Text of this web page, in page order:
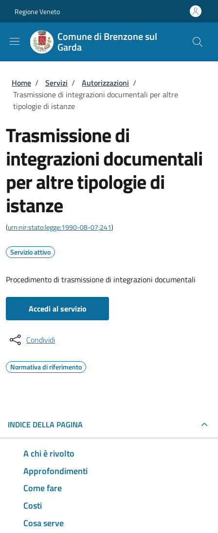
Regione Veneto
Comune di Brenzone sul
Garda
Briciole di pane
Home / Servizi / Autorizzazioni /
Trasmissione di integrazioni documentali per altre
tipologie di istanze
Trasmissione di
integrazioni documentali
per altre tipologie di
istanze
(urn:nir:stato:legge:1990-08-07;241)
Servizio attivo
Procedimento di trasmissione di integrazioni documentali
Accedi al servizio
Condividi
Normativa di riferimento
INDICE DELLA PAGINA
A chi è rivolto
Approfondimenti
Come fare
Costi
Cosa serve